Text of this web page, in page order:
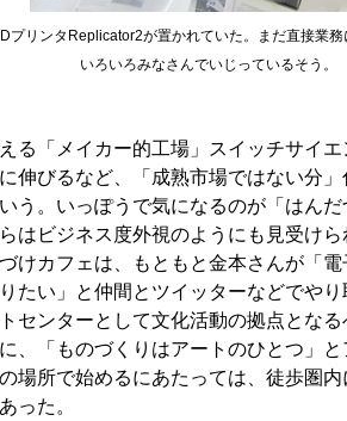
プリンタReplicator2が置かれていた。まだ直接業
いろいろみなさんでいじっているそう。
る「メイカー的工場」スイッチサイ
伸びるなど、「成熟市場ではない分
う。いっぽうで気になるのが「はん
はビジネス度外視のようにも見受け
けカフェは、もともと金本さんが「
たい」と仲間とツイッターなどでや
センターとして文化活動の拠点とな
、「ものづくりはアートのひとつ」
場所で始めるにあたっては、徒歩圏
った。